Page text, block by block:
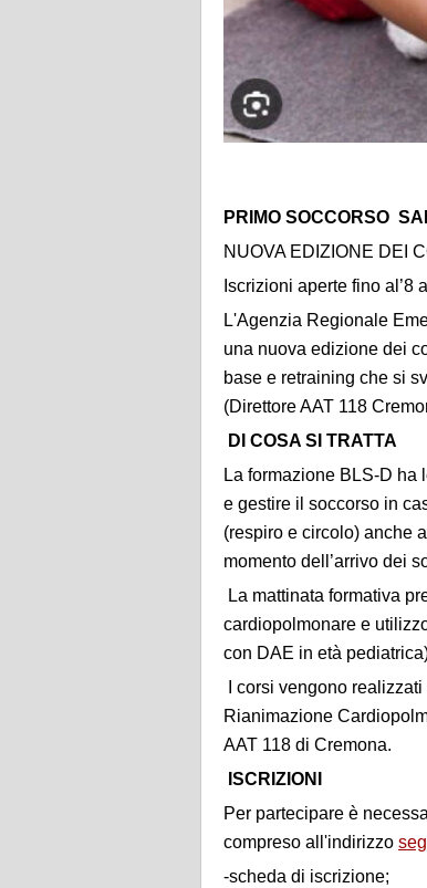
PRIMO SOCCORSO
NUOVA EDIZIONE DEI
Iscrizioni aperte fino al’8
L'Agenzia Regionale
una nuova edizione dei
base e retraining che si
(Direttore AAT 118
DI COSA SI TRATTA
La formazione BLS-D ha
e gestire il soccorso in
(respiro e circolo) anche
momento dell’arrivo dei
La mattinata formativa
cardiopolmonare e
con DAE in età
I corsi vengono
Rianimazione
AAT 118 di Cremona.
ISCRIZIONI
Per partecipare è
compreso all'indirizzo
-scheda di iscrizione;